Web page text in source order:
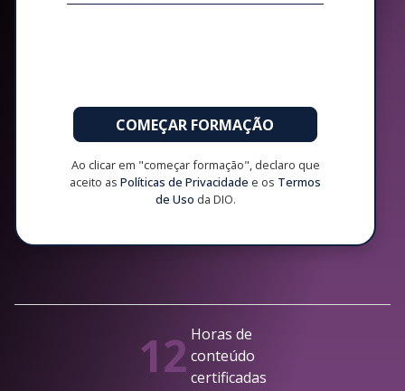
COMEÇAR FORMAÇÃO
Ao clicar em "começar formação", declaro que
aceito as Políticas de Privacidade e os Termos
de Uso da DIO.
12 Horas de
conteúdo
certificadas